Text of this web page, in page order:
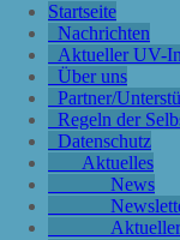
Startseite
Nachrichten
Aktueller UV-
Über uns
Partner/
Regeln der
Datenschutz
Aktuelles
News